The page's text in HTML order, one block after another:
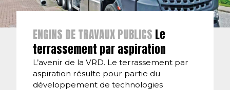
ENGINS DE TRAVAUX PUBLICS Le
terrassement par aspiration
L’avenir de la VRD. Le terrassement par
aspiration résulte pour partie du
développement de technologies